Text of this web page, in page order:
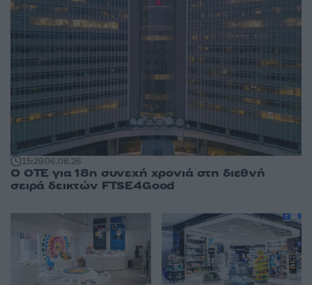
15:2906.08.26
Ο ΟΤΕ για 18η συνεχή χρονιά στη διεθνή
σειρά δεικτών FTSE4Good